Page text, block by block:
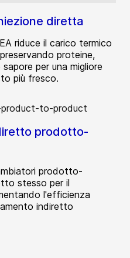
diretta
riduce il carico termico
proteine,
per una migliore
più fresco.
prodotto-
prodotto-
stesso per il
l'efficienza
indiretto